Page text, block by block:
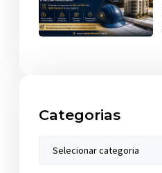
Categorias